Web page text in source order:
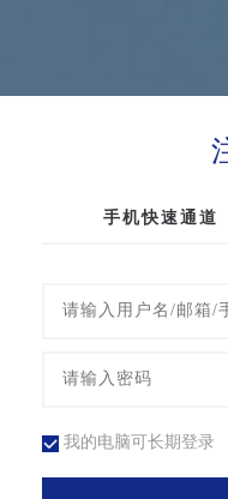
手机快速通道
我的电脑可长期登录